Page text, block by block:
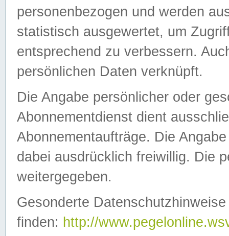
personenbezogen und werden
statistisch ausgewertet, um
entsprechend zu verbessern.
persönlichen Daten verknüpft.
Die Angabe persönlicher oder
Abonnementdienst dient
Abonnementaufträge. Die
dabei ausdrücklich freiwillig. Die
weitergegeben.
Gesonderte
finden: http://